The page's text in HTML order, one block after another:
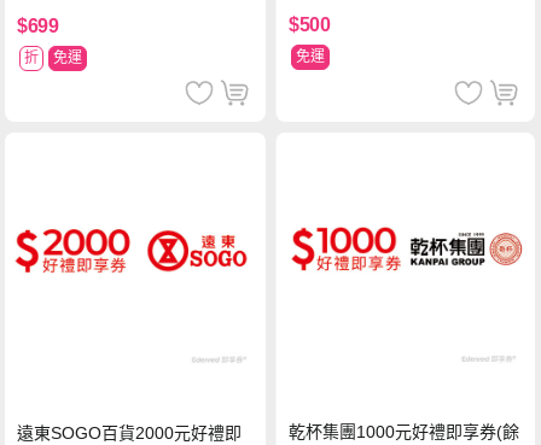
$699
折 免運
$500
免運
遠東SOGO百貨2000元好禮即
乾杯集團1000元好禮即享券(餘